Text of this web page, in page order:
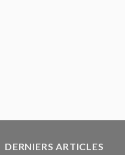
DERNIERS ARTICLES